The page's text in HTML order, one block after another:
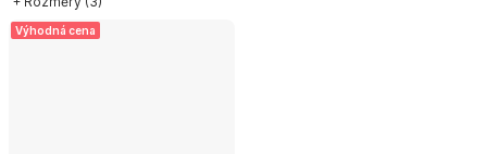
Výhodná cena